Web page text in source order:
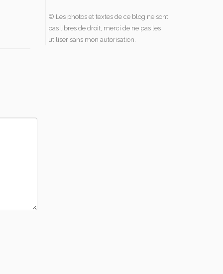
© Les photos et textes de ce blog ne sont
pas libres de droit, merci de ne pas les
utiliser sans mon autorisation.